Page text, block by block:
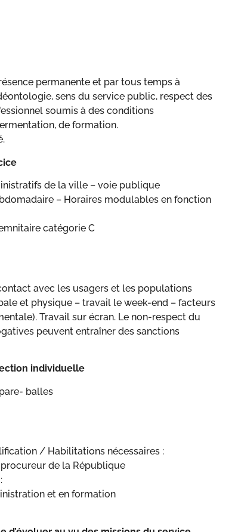
permanente et par tous temps à
sens du service public, respect des
soumis à des conditions
de formation.
de la ville – voie publique
– Horaires modulables en fonction
catégorie C
avec les usagers et les populations
et physique – travail le week-end – facteurs
Travail sur écran. Le non-respect du
peuvent entraîner des sanctions
individuelle
balles
/ Habilitations nécessaires :
de la République
et en formation